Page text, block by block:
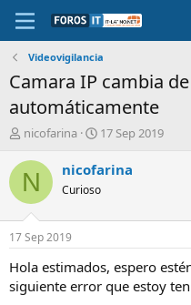
Videovigilancia
Camara IP cambia
automáticamente
I
i
c
a
d
o
r
e
nicofarina
F
c
a
i
n
17 Sep 2019
N nicofarina
Curioso
17 Sep 2019
Hola estimados, espero
siguiente error que estoy